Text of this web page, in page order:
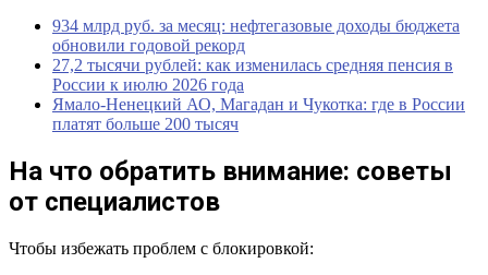
934 млрд руб. за месяц: нефтегазовые доходы бюджета
обновили годовой рекорд
27,2 тысячи рублей: как изменилась средняя пенсия в
России к июлю 2026 года
Ямало-Ненецкий АО, Магадан и Чукотка: где в России
платят больше 200 тысяч
На что обратить внимание: советы
от специалистов
Чтобы избежать проблем с блокировкой: